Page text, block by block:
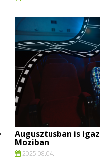
Augusztusban is
Moziban
2025.08.04.